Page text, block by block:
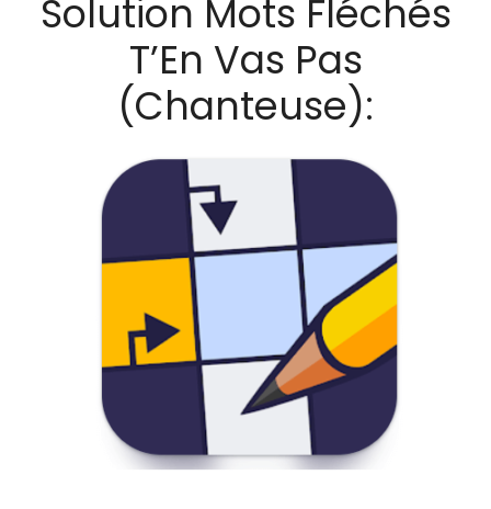
Solution Mots Fléchés
T’En Vas Pas
(Chanteuse):